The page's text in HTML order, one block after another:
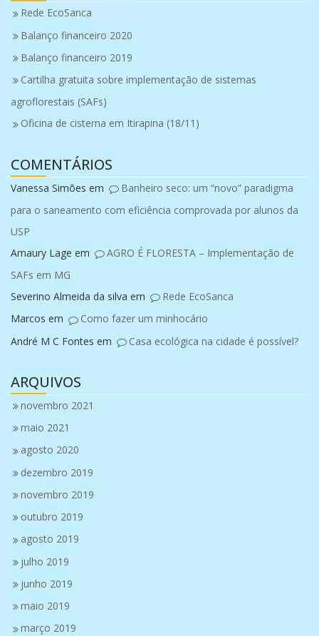
Rede EcoSanca
Balanço financeiro 2020
Balanço financeiro 2019
Cartilha gratuita sobre implementação de sistemas
agroflorestais (SAFs)
Oficina de cisterna em Itirapina (18/11)
COMENTÁRIOS
Vanessa Simões em
Banheiro seco: um “novo” paradigma
para o saneamento com eficiência comprovada por alunos da
USP
Amaury Lage em
AGRO É FLORESTA – Implementação de
SAFs em MG
Severino Almeida da silva em
Rede EcoSanca
Marcos em
Como fazer um minhocário
André M C Fontes em Casa ecológica na cidade é possível?
ARQUIVOS
novembro 2021
maio 2021
agosto 2020
dezembro 2019
novembro 2019
outubro 2019
agosto 2019
julho 2019
junho 2019
maio 2019
março 2019